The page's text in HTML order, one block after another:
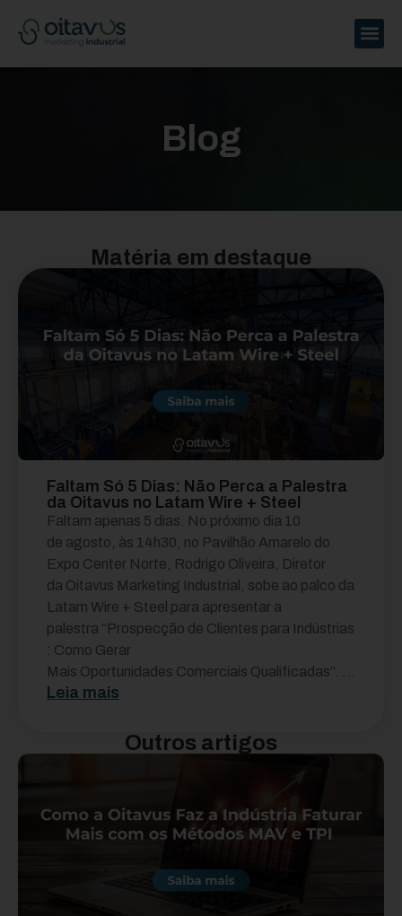
Blog
Matéria em destaque
Faltam Só 5 Dias: Não Perca a Palestra
da Oitavus no Latam Wire + Steel
Faltam apenas 5 dias. No próximo dia 10
de agosto, às 14h30, no Pavilhão Amarelo do
Expo Center Norte, Rodrigo Oliveira, Diretor
da Oitavus Marketing Industrial, sobe ao palco da
Latam Wire + Steel para apresentar a
palestra “Prospecção de Clientes para Indústrias
: Como Gerar
Mais Oportunidades Comerciais Qualificadas”. ...
Leia mais
Outros artigos